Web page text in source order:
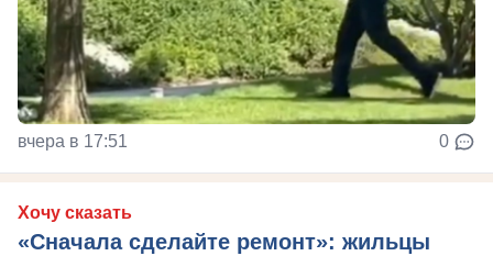
вчера в 17:51 0
Хочу сказать
«Сначала сделайте ремонт»: жильцы